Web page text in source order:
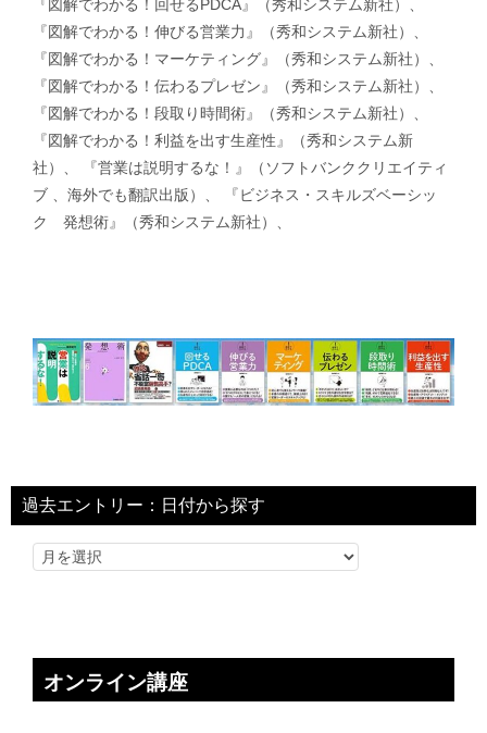
『図解でわかる！回せるPDCA』（秀和システム新社）、
『図解でわかる！伸びる営業力』（秀和システム新社）、
『図解でわかる！マーケティング』（秀和システム新社）、
『図解でわかる！伝わるプレゼン』（秀和システム新社）、
『図解でわかる！段取り時間術』（秀和システム新社）、
『図解でわかる！利益を出す生産性』（秀和システム新
社）、 『営業は説明するな！』（ソフトバンククリエイティ
ブ 、海外でも翻訳出版）、 『ビジネス・スキルズベーシッ
ク 発想術』（秀和システム新社）、
過去エントリー：日付から探す
オンライン講座